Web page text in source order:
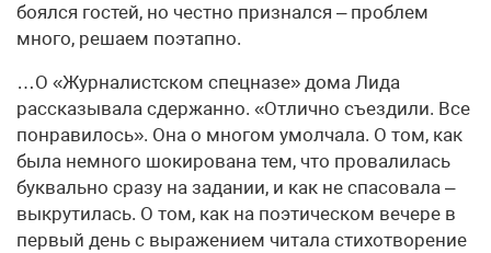
боялся гостей, но честно признался – проблем
много, решаем поэтапно.
…О «Журналистском спецназе» дома Лида
рассказывала сдержанно. «Отлично съездили. Все
понравилось». Она о многом умолчала. О том, как
была немного шокирована тем, что провалилась
буквально сразу на задании, и как не спасовала –
выкрутилась. О том, как на поэтическом вечере в
первый день с выражением читала стихотворение